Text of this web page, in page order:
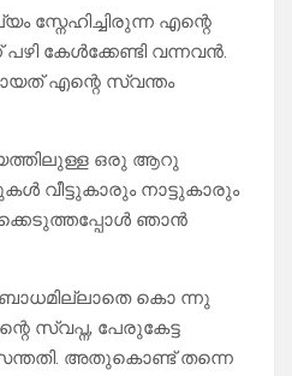
എന്റെ
കേൾക്കേണ്ടി വന്നവൻ.
എന്റെ സ്വന്തം
ഒരു ആറു
വീട്ടുകാരും നാട്ടുകാരും
ഞാൻ
കൊ ന്നു
സ്വപ്ന, പേരുകേട്ട
അതുകൊണ്ട് തന്നെ